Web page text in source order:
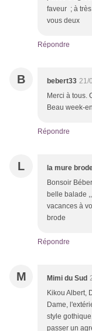
faveur ; à
vous deux
Répondre
B bebert33 21/
Merci à tous.
Beau week-
Répondre
L la mure
Bonsoir
belle balade
vacances à
brode
Répondre
M Mimi du Sud
Kikou Albert,
Dame,
style
passer un